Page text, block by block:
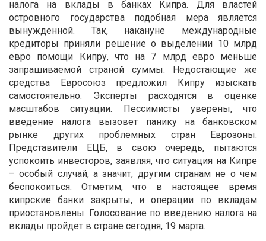
налога на вклады в банках Кипра. Для властей
островного государства подобная мера является
вынужденной. Так, накануне международные
кредиторы приняли решение о выделении 10 млрд
евро помощи Кипру, что на 7 млрд евро меньше
запрашиваемой страной суммы. Недостающие же
средства Евросоюз предложил Кипру изыскать
самостоятельно. Эксперты расходятся в оценке
масштабов ситуации. Пессимисты уверены, что
введение налога вызовет панику на банковском
рынке других проблемных стран Еврозоны.
Представители ЕЦБ, в свою очередь, пытаются
успокоить инвесторов, заявляя, что ситуация на Кипре
– особый случай, а значит, другим странам не о чем
беспокоиться. Отметим, что в настоящее время
кипрские банки закрыты, и операции по вкладам
приостановлены. Голосование по введению налога на
вклады пройдет в стране сегодня, 19 марта.